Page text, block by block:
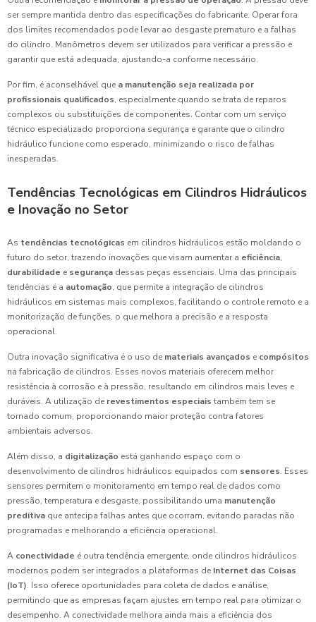
ser sempre mantida dentro das especificações do fabricante. Operar fora
dos limites recomendados pode levar ao desgaste prematuro e a falhas
do cilindro. Manômetros devem ser utilizados para verificar a pressão e
garantir que está adequada, ajustando-a conforme necessário.
Por fim, é aconselhável que a manutenção seja realizada por
profissionais qualificados, especialmente quando se trata de reparos
complexos ou substituições de componentes. Contar com um serviço
técnico especializado proporciona segurança e garante que o cilindro
hidráulico funcione como esperado, minimizando o risco de falhas
inesperadas.
Tendências Tecnológicas em Cilindros Hidráulicos
e Inovação no Setor
As tendências tecnológicas em cilindros hidráulicos estão moldando o
futuro do setor, trazendo inovações que visam aumentar a eficiência,
durabilidade e segurança dessas peças essenciais. Uma das principais
tendências é a automação, que permite a integração de cilindros
hidráulicos em sistemas mais complexos, facilitando o controle remoto e a
monitorização de funções, o que melhora a precisão e a resposta
operacional.
Outra inovação significativa é o uso de materiais avançados e compósitos
na fabricação de cilindros. Esses novos materiais oferecem melhor
resistência à corrosão e à pressão, resultando em cilindros mais leves e
duráveis. A utilização de revestimentos especiais também tem se
tornado comum, proporcionando maior proteção contra fatores
ambientais adversos.
Além disso, a digitalização está ganhando espaço com o
desenvolvimento de cilindros hidráulicos equipados com sensores. Esses
sensores permitem o monitoramento em tempo real de dados como
pressão, temperatura e desgaste, possibilitando uma manutenção
preditiva que antecipa falhas antes que ocorram, evitando paradas não
programadas e melhorando a eficiência operacional.
A conectividade é outra tendência emergente, onde cilindros hidráulicos
modernos podem ser integrados a plataformas de Internet das Coisas
(IoT). Isso oferece oportunidades para coleta de dados e análise,
permitindo que as empresas façam ajustes em tempo real para otimizar o
desempenho. A conectividade melhora ainda mais a eficiência dos